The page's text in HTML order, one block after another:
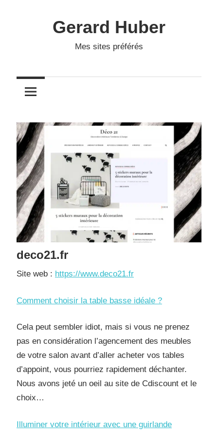
Gerard Huber
Mes sites préférés
deco21.fr
Site web : https://www.deco21.fr
Comment choisir la table basse idéale ?
Cela peut sembler idiot, mais si vous ne prenez
pas en considération l’agencement des meubles
de votre salon avant d’aller acheter vos tables
d’appoint, vous pourriez rapidement déchanter.
Nous avons jeté un oeil au site de Cdiscount et le
choix…
Illuminer votre intérieur avec une guirlande